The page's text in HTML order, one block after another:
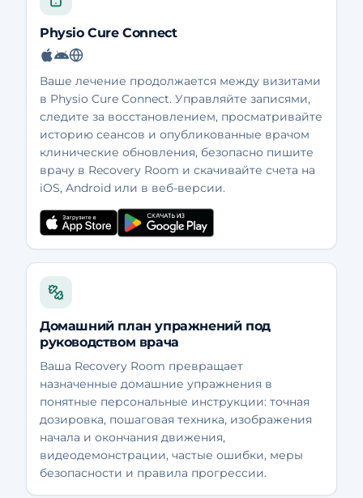
Physio Cure Connect
Ваше лечение продолжается между визитами
в Physio Cure Connect. Управляйте записями,
следите за восстановлением, просматривайте
историю сеансов и опубликованные врачом
клинические обновления, безопасно пишите
врачу в Recovery Room и скачивайте счета на
iOS, Android или в веб-версии.
Домашний план упражнений под
руководством врача
Ваша Recovery Room превращает
назначенные домашние упражнения в
понятные персональные инструкции: точная
дозировка, пошаговая техника, изображения
начала и окончания движения,
видеодемонстрации, частые ошибки, меры
безопасности и правила прогрессии.